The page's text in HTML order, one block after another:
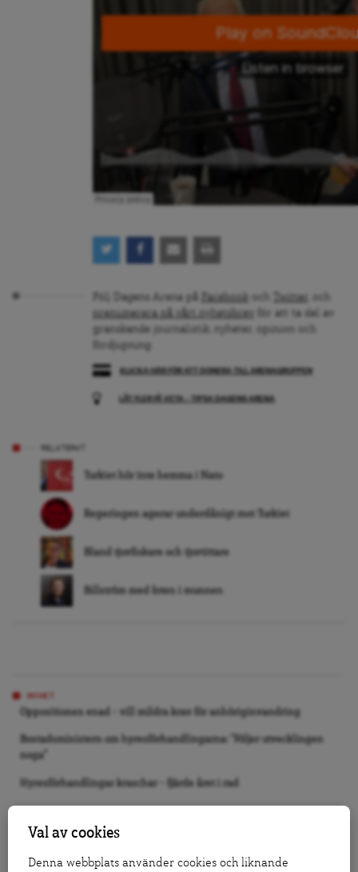
Följ Dagens Arena på Facebook och Twitter , och
prenumerera på vårt nyhetsbrev
för att ta del av
granskande journalistik, nyheter, opinion och
fördjupning.
KLICKA HÄR FÖR ATT DONERA TILL ARENAGRUPPEN
Turkiet hör inte hemma i Nato
Regeringen agerar underdånigt mot Turkiet
Bland tjuvfiskare och tjuvtittare
Billström med foten i munnen
Oppositionen enad – vill mildra krav för anhöriginvandring
Bostadsministern om hyresförhandlingarna: ”Följer utvecklingen
noga”
Hyresförhandlingar kraschar – fjärde året i rad
Så trött på tågkaos
Nej, Jomhshof och Lindberg är inte lika goda kålsupare
Val av cookies
Denna webbplats använder cookies och liknande